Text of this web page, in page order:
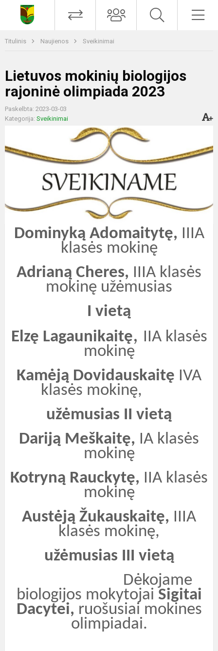
Titulinis Naujienos Sveikinimai
Lietuvos mokinių biologijos
rajoninė olimpiada 2023
Paskelbta: 2023-03-03
Kategorija: Sveikinimai
Dominyką Adomaitytę, IIIA
klasės mokinę
Adrianą Cheres, IIIA klasės
mokinę užėmusias
I vietą
Elzę Lagaunikaitę, IIA klasės
mokinę
Kamėją Dovidauskaitę IVA
klasės mokinę,
užėmusias II vietą
Dariją Meškaitę, IA klasės
mokinę
Kotryną Rauckytę, IIA klasės
mokinę
Austėją Žukauskaitę, IIIA
klasės mokinę,
užėmusias III vietą
Dėkojame
biologijos mokytojai Sigitai
Dacytei, ruošusiai mokines
olimpiadai.